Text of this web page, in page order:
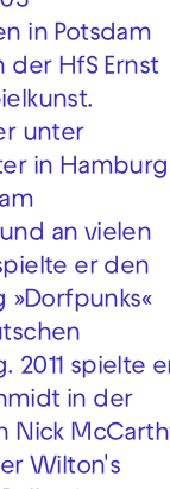
in Potsdam
der HfS Ernst
unter
in
an vielen
er den
»Dorfpunks«
2011 spielte
in der
Nick
Wilton's